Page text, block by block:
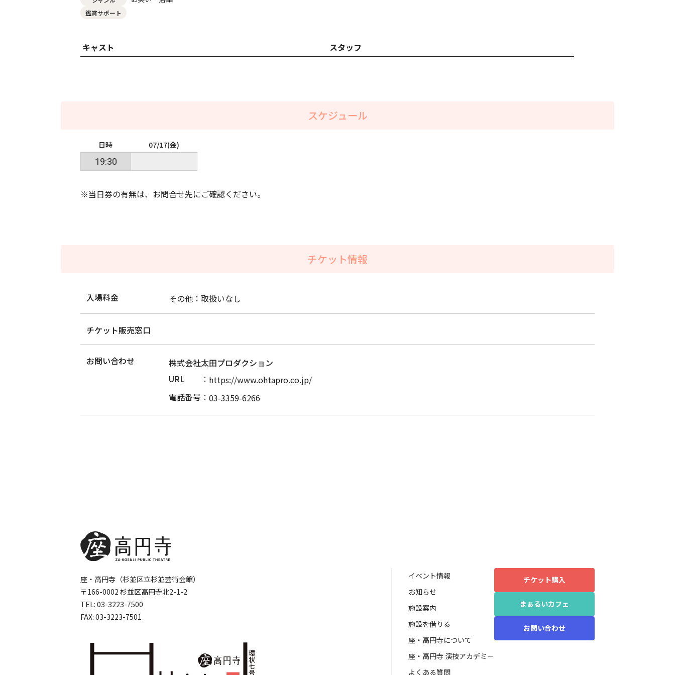
鑑賞サポート
キャスト スタッフ
スケジュール
日時 07/17(金)
19:30
※当日券の有無は、お問合せ先にご確認ください。
チケット情報
入場料金 その他：取扱いなし
チケット販売窓口
お問い合わせ
株式会社太田プロダクション
URL
https://www.ohtapro.co.jp/
電話番号
03-3359-6266
座・高円寺（杉並区立杉並芸術会館）
〒166-0002 杉並区高円寺北2-1-2
TEL: 03-3223-7500
FAX: 03-3223-7501
イベント情報
お知らせ
施設案内
施設を借りる
座・高円寺について
座・高円寺 演技アカデミー
よくある質問
チケット購入
まぁるいカフェ
お問い合わせ